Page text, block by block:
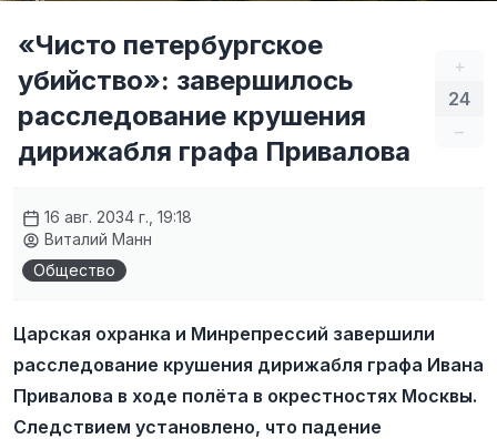
+
24
–
«Чисто петербургское
убийство»: завершилось
расследование крушения
дирижабля графа Привалова
16 авг. 2034 г., 19:18
Виталий Манн
Общество
Царская охранка и Минрепрессий завершили
расследование крушения дирижабля графа Ивана
Привалова в ходе полёта в окрестностях Москвы.
Следствием установлено, что падение